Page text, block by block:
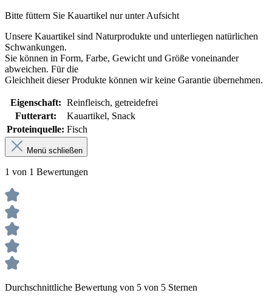
Bitte füttern Sie Kauartikel nur unter Aufsicht
Unsere Kauartikel sind Naturprodukte und unterliegen natürlichen
Schwankungen.
Sie können in Form, Farbe, Gewicht und Größe voneinander
abweichen. Für die
Gleichheit dieser Produkte können wir keine Garantie übernehmen.
Eigenschaft: Reinfleisch, getreidefrei
Futterart:
Kauartikel, Snack
Proteinquelle: Fisch
Menü schließen
1 von 1 Bewertungen
Durchschnittliche Bewertung von 5 von 5 Sternen